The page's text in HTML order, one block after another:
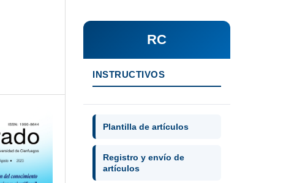
RC
INSTRUCTIVOS
Plantilla de artículos
Registro y envío de
artículos